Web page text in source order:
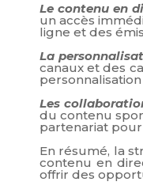
Le contenu en
un accès
ligne et des
La
canaux et des
Les
du contenu
partenariat
En résumé, la
contenu en
offrir des